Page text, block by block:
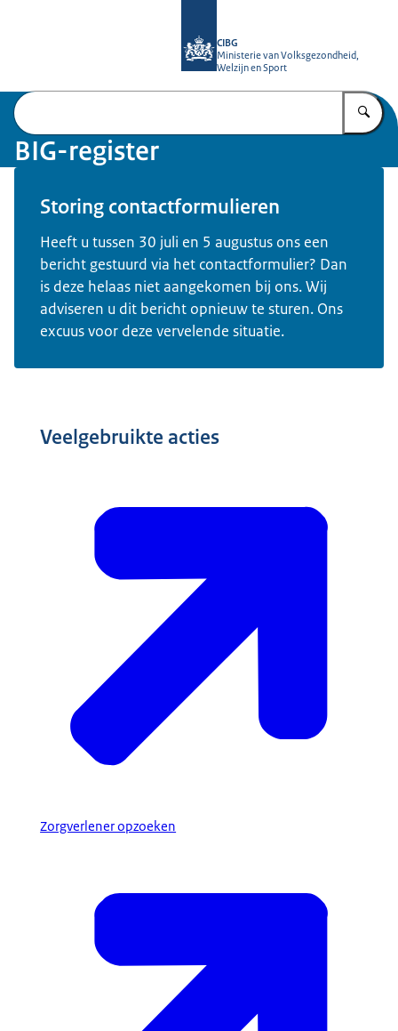
CIBG
Ministerie van Volksgezondheid,
Welzijn en Sport
BIG-register
Storing contactformulieren
Heeft u tussen 30 juli en 5 augustus ons een
bericht gestuurd via het contactformulier? Dan
is deze helaas niet aangekomen bij ons. Wij
adviseren u dit bericht opnieuw te sturen. Ons
excuus voor deze vervelende situatie.
Veelgebruikte acties
Zorgverlener opzoeken